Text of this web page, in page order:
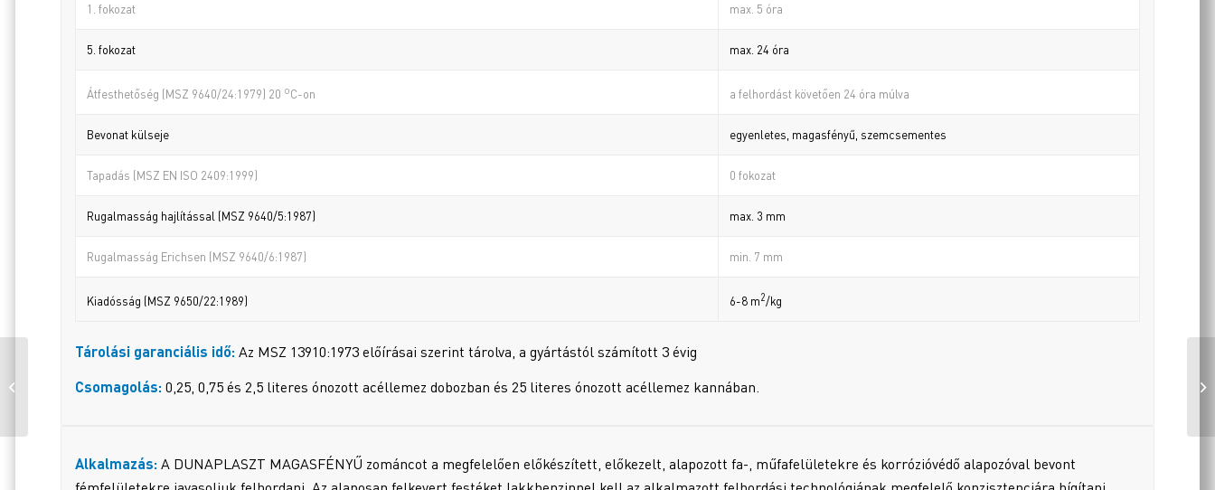
1. fokozat max. 5 óra
5. fokozat max. 24 óra
Átfesthetőség (MSZ 9640/24:1979) 20 oC-on a felhordást követően 24 óra múlva
Bevonat külseje egyenletes, magasfényű, szemcsementes
Tapadás (MSZ EN ISO 2409:1999) 0 fokozat
Rugalmasság hajlítással (MSZ 9640/5:1987) max. 3 mm
Rugalmasság Erichsen (MSZ 9640/6:1987) min. 7 mm
Kiadósság (MSZ 9650/22:1989) 6-8 m2/kg
Tárolási garanciális idő: Az MSZ 13910:1973 előírásai szerint tárolva, a gyártástól számított 3 évig
Csomagolás: 0,25, 0,75 és 2,5 literes ónozott acéllemez dobozban és 25 literes ónozott acéllemez kannában.
Alkalmazás: A DUNAPLASZT MAGASFÉNYŰ zománcot a megfelelően előkészített, előkezelt, alapozott fa-, műfafelületekre és korrózióvédő alapozóval bevont
MAGASFÉNYŰ ZOMÁNC